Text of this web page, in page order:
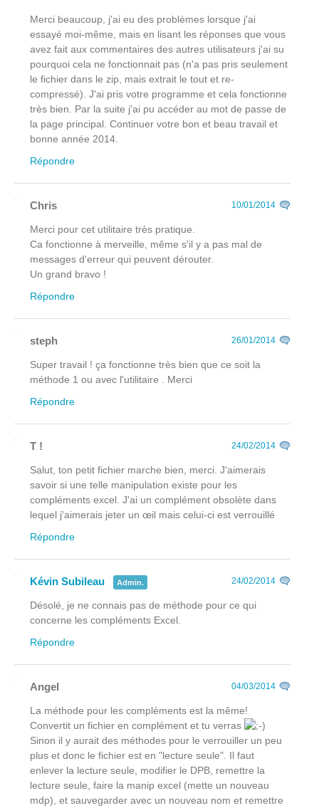
Merci beaucoup, j'ai eu des problèmes lorsque j'ai
essayé moi-même, mais en lisant les réponses que vous
avez fait aux commentaires des autres utilisateurs j'ai su
pourquoi cela ne fonctionnait pas (n'a pas pris seulement
le fichier dans le zip, mais extrait le tout et re-
compressé). J'ai pris votre programme et cela fonctionne
très bien. Par la suite j'ai pu accéder au mot de passe de
la page principal. Continuer votre bon et beau travail et
bonne année 2014.
Répondre
Chris 10/01/2014
Merci pour cet utilitaire très pratique.
Ca fonctionne à merveille, même s'il y a pas mal de
messages d'erreur qui peuvent dérouter.
Un grand bravo !
Répondre
steph 26/01/2014
Super travail ! ça fonctionne très bien que ce soit la
méthode 1 ou avec l'utilitaire . Merci
Répondre
T ! 24/02/2014
Salut, ton petit fichier marche bien, merci. J'aimerais
savoir si une telle manipulation existe pour les
compléments excel. J'ai un complément obsolète dans
lequel j'aimerais jeter un œil mais celui-ci est verrouillé
Répondre
Kévin Subileau Admin. 24/02/2014
Désolé, je ne connais pas de méthode pour ce qui
concerne les compléments Excel.
Répondre
Angel 04/03/2014
La méthode pour les compléments est la même!
Convertit un fichier en complément et tu verras
Sinon il y aurait des méthodes pour le verrouiller un peu
plus et donc le fichier est en "lecture seule". Il faut
enlever la lecture seule, modifier le DPB, remettre la
lecture seule, faire la manip excel (mette un nouveau
mdp), et sauvegarder avec un nouveau nom et remettre